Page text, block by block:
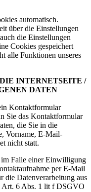
automatisch.
über die Einstellungen
die Einstellungen
Cookies gespeichert
alle Funktionen unseres
INTERNETSEITE /
DATEN
Kontaktformular
Sie das Kontaktformular
die Sie in die
Vorname, E-Mail-
nicht statt.
im Falle einer Einwilligung
per E-Mail
die Datenverarbeitung aus
Art. 6 Abs. 1 lit f DSGVO